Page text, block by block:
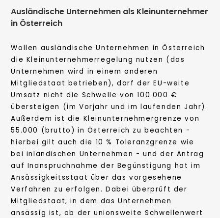
Ausländische Unternehmen als Kleinunternehmer
in Österreich
Wollen ausländische Unternehmen in Österreich
die Kleinunternehmerregelung nutzen (das
Unternehmen wird in einem anderen
Mitgliedstaat betrieben), darf der EU-weite
Umsatz nicht die Schwelle von 100.000 €
übersteigen (im Vorjahr und im laufenden Jahr).
Außerdem ist die Kleinunternehmergrenze von
55.000 (brutto) in Österreich zu beachten -
hierbei gilt auch die 10 % Toleranzgrenze wie
bei inländischen Unternehmen - und der Antrag
auf Inanspruchnahme der Begünstigung hat im
Ansässigkeitsstaat über das vorgesehene
Verfahren zu erfolgen. Dabei überprüft der
Mitgliedstaat, in dem das Unternehmen
ansässig ist, ob der unionsweite Schwellenwert